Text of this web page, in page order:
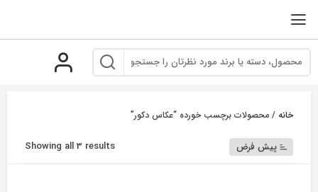
خانه / محصولات برچسب خورده “عکاس دکور”
Showing all 3 results پیش فرض